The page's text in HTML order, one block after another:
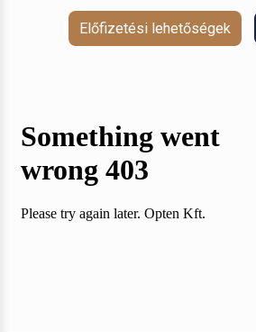
Előfizetési lehetőségek